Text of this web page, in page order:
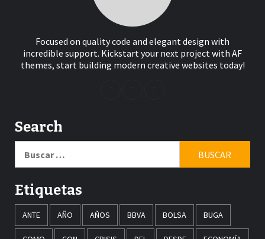
Focused on quality code and elegant design with
incredible support. Kickstart your next project with AF
themes, start building modern creative websites today!
Search
Etiquetas
ANTE AÑO AÑOS BBVA BOLSA BUGA